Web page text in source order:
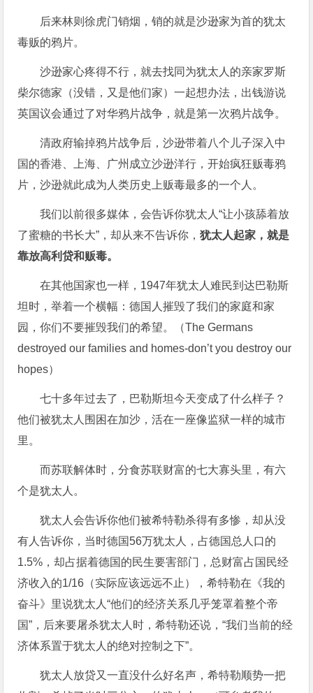
后来林则徐虎门销烟，销的就是沙逊家为首的犹太
毒贩的鸦片。
沙逊家心疼得不行，就去找同为犹太人的亲家罗斯
柴尔德家（没错，又是他们家）一起想办法，出钱游说
英国议会通过了对华鸦片战争，就是第一次鸦片战争。
清政府输掉鸦片战争后，沙逊带着八个儿子深入中
国的香港、上海、广州成立沙逊洋行，开始疯狂贩毒鸦
片，沙逊就此成为人类历史上贩毒最多的一个人。
我们以前很多媒体，会告诉你犹太人“让小孩舔着放
了蜜糖的书长大”，却从来不告诉你，犹太人起家，就是
靠放高利贷和贩毒。
在其他国家也一样，1947年犹太人难民到达巴勒斯
坦时，举着一个横幅：德国人摧毁了我们的家庭和家
园，你们不要摧毁我们的希望。（The Germans
destroyed our families and homes-don’t you destroy our
hopes）
七十多年过去了，巴勒斯坦今天变成了什么样子？
他们被犹太人围困在加沙，活在一座像监狱一样的城市
里。
而苏联解体时，分食苏联财富的七大寡头里，有六
个是犹太人。
犹太人会告诉你他们被希特勒杀得有多惨，却从没
有人告诉你，当时德国56万犹太人，占德国总人口的
1.5%，却占据着德国的民生要害部门，总财富占国民经
济收入的1/16（实际应该远远不止），希特勒在《我的
奋斗》里说犹太人“他们的经济关系几乎笼罩着整个帝
国”，后来要屠杀犹太人时，希特勒还说，“我们当前的经
济体系置于犹太人的绝对控制之下”。
犹太人放贷又一直没什么好名声，希特勒顺势一把